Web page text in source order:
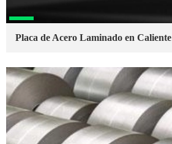
Placa de Acero Laminado en Caliente